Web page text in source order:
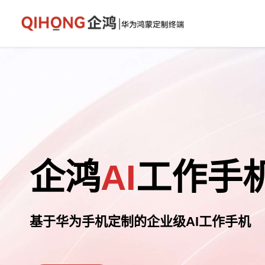
企鸿AI工作手
基于华为手机定制的企业级AI工作手机